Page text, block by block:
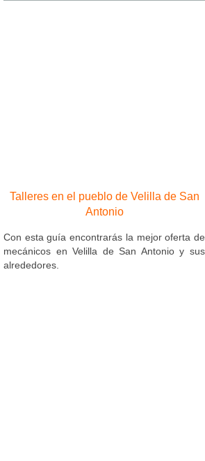
Talleres en el pueblo de Velilla de San
Antonio
Con esta guía encontrarás la mejor oferta de
mecánicos en Velilla de San Antonio y sus
alrededores.